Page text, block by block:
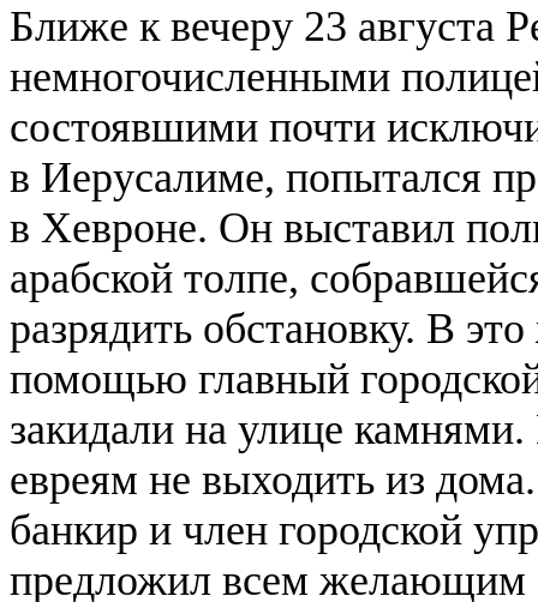
Ближе к вечеру 23 августа
немногочисленными
состоявшими почти
в Иерусалиме, попытался
в Хевроне. Он выставил
арабской толпе,
разрядить обстановку. В
помощью главный
закидали на улице
евреям не выходить из
банкир и член городской
предложил всем желающим